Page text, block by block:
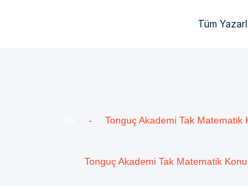
Tüm
- Tonguç Akademi Tak Matematik
Tonguç Akademi Tak Matematik